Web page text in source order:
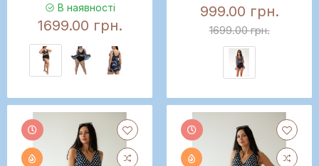
В наявності
1699.00 грн.
999.00 грн.
1699.00 грн.